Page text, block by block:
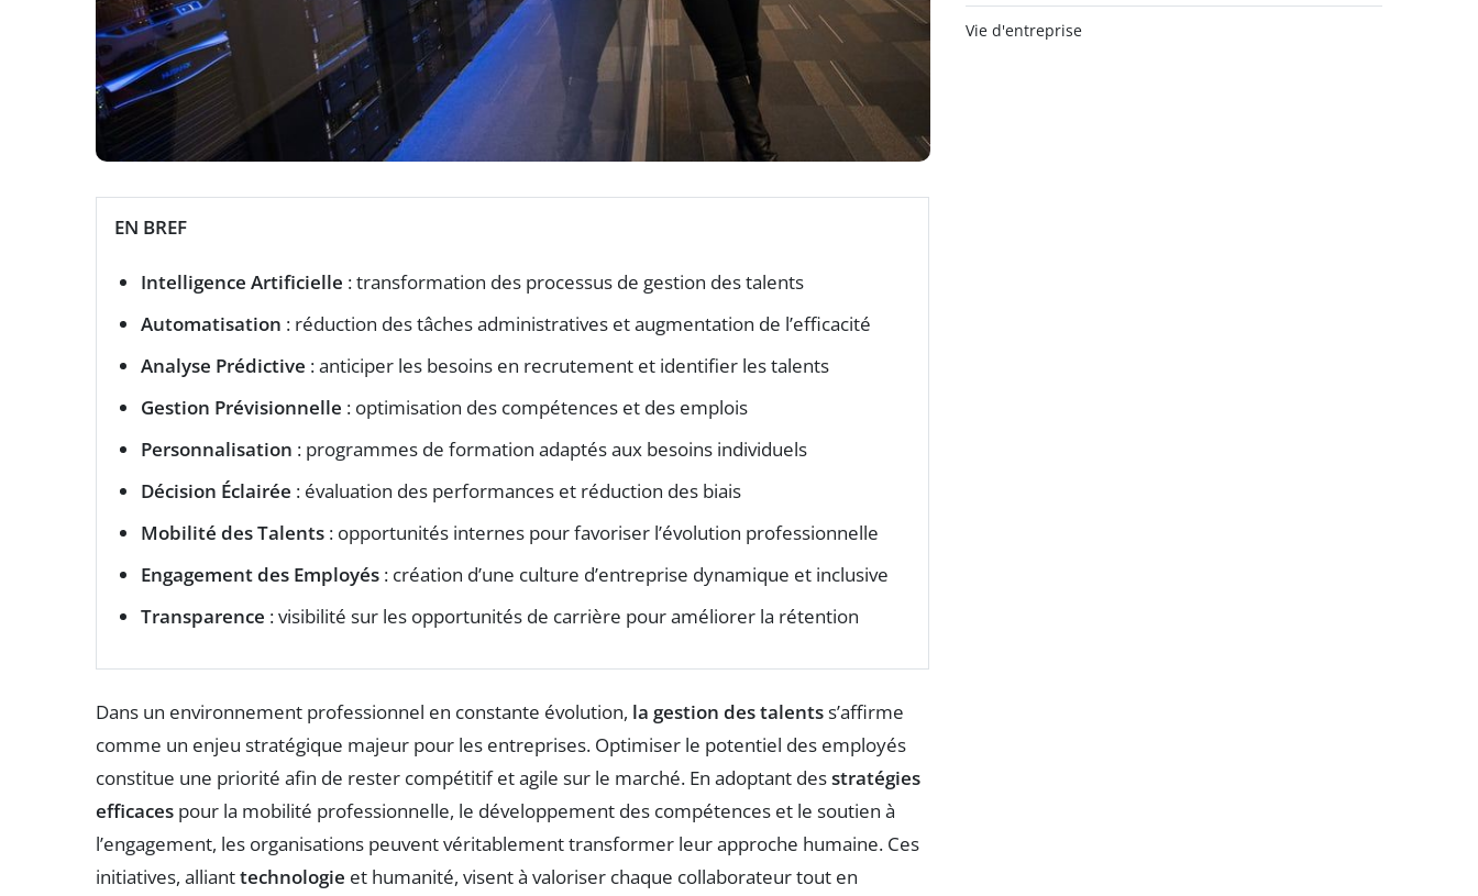
EN BREF
Intelligence Artificielle : transformation des processus de gestion des talents
Automatisation : réduction des tâches administratives et augmentation de l’efficacité
Analyse Prédictive : anticiper les besoins en recrutement et identifier les talents
Gestion Prévisionnelle : optimisation des compétences et des emplois
Personnalisation : programmes de formation adaptés aux besoins individuels
Décision Éclairée : évaluation des performances et réduction des biais
Mobilité des Talents : opportunités internes pour favoriser l’évolution professionnelle
Engagement des Employés : création d’une culture d’entreprise dynamique et inclusive
Transparence : visibilité sur les opportunités de carrière pour améliorer la rétention
Dans un environnement professionnel en constante évolution, la gestion des talentss’affirme
comme un enjeu stratégique majeur pour les entreprises. Optimiser le potentiel des employés
constitue une priorité afin de rester compétitif et agile sur le marché. En adoptant desstratégies
efficaces pour la mobilité professionnelle, le développement des compétences et le soutien à
l’engagement, les organisations peuvent véritablement transformer leur approche humaine. Ces
initiatives, allianttechnologie et humanité, visent à valoriser chaque collaborateur tout en
Vie d'entreprise